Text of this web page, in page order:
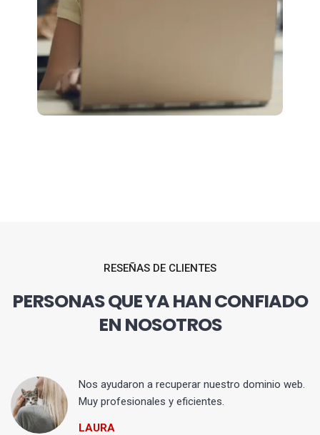
RESEÑAS DE CLIENTES
PERSONAS QUE YA HAN CONFIADO
EN NOSOTROS
Nos ayudaron a recuperar nuestro dominio web.
Muy profesionales y eficientes.
LAURA